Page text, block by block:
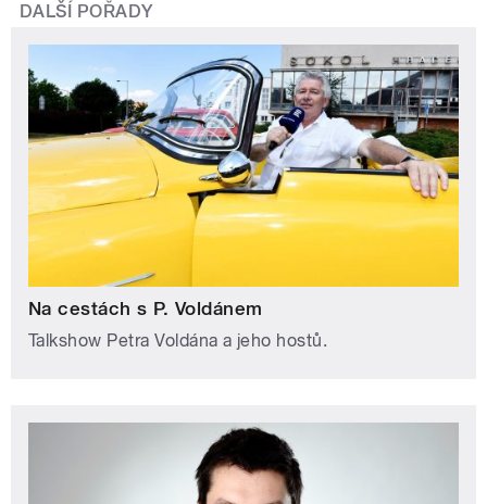
DALŠÍ POŘADY
Na cestách s P. Voldánem
Talkshow Petra Voldána a jeho hostů.